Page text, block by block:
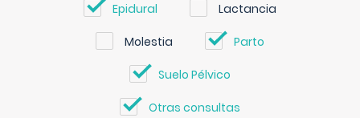
Epidural Lactancia
Molestia Parto
Suelo Pélvico
Otras consultas